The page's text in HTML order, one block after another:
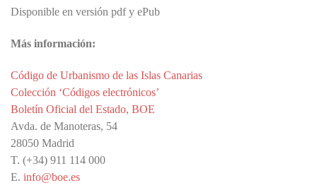
Disponible en versión pdf y ePub
Más información:
Código de Urbanismo de las Islas Canarias
Colección ‘Códigos electrónicos’
Boletín Oficial del Estado, BOE
Avda. de Manoteras, 54
28050 Madrid
T. (+34) 911 114 000
E. info@boe.es